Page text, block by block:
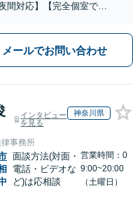
間対応】【完全個室で対
メールでお問い合わせ
インタビュー
を見る
神奈川県
事務所
面談方法(対面・
電話・ビデオな
ど)は応相談
営業時間：0
9:00~20:00
（土曜日）